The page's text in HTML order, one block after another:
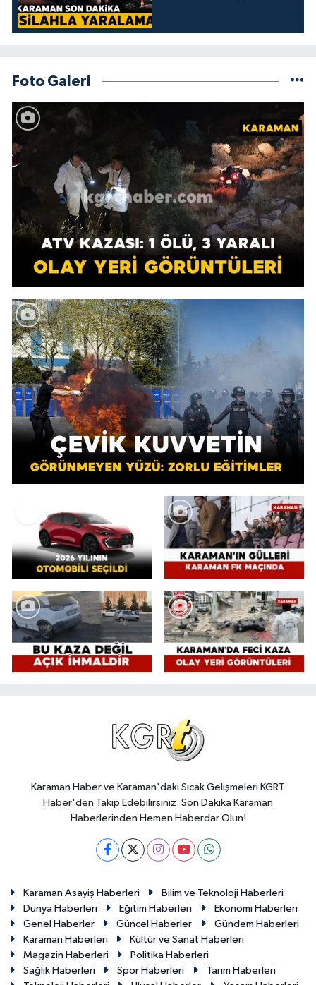
Foto Galeri
Karaman Haber ve Karaman'daki Sıcak Gelişmeleri KGRT
Haber'den Takip Edebilirsiniz. Son Dakika Karaman
Haberlerinden Hemen Haberdar Olun!
Karaman Asayiş Haberleri
Bilim ve Teknoloji Haberleri
Dünya Haberleri
Eğitim Haberleri
Ekonomi Haberleri
Genel Haberler
Güncel Haberler
Gündem Haberleri
Karaman Haberleri
Kültür ve Sanat Haberleri
Magazin Haberleri
Politika Haberleri
Sağlık Haberleri
Spor Haberleri
Tarım Haberleri